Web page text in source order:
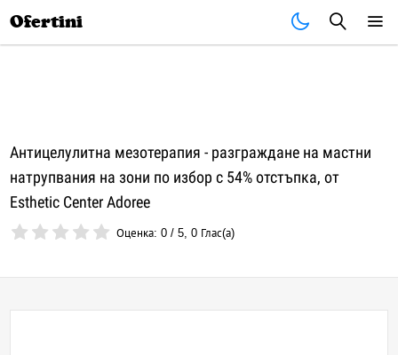
Ofertini
Антицелулитна мезотерапия - разграждане на мастни
натрупвания на зони по избор с 54% отстъпка, от
Esthetic Center Adoree
Оценка:0 /5,0 Глас(а)